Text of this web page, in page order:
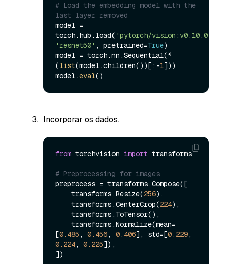
# Load the embedding model with the
last layer removed
model =
torch.hub.load( 'pytorch/vision:v0.10.0'
'resnet50' , pretrained=True)
model = torch.nn.Sequential(*
(list(model.children())[:-1]))
model.eval
Incorporar os dados.
from torchvision import transforms
# Preprocessing for images
preprocess = transforms.Compose([
    transforms.Resize(
256),
    transforms.CenterCrop(
224),
[0.485 , 0.456, 0.406], std=[0.229
0.224, 0.225]),